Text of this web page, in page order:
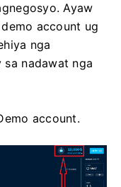
Ayaw
account ug
nga
sa nadawat nga
account.